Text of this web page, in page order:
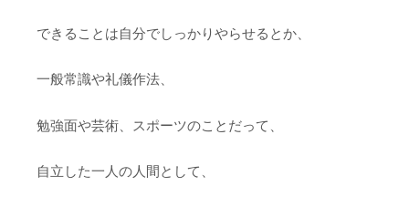
できることは自分でしっかりやらせるとか、
一般常識や礼儀作法、
勉強面や芸術、スポーツのことだって、
自立した一人の人間として、